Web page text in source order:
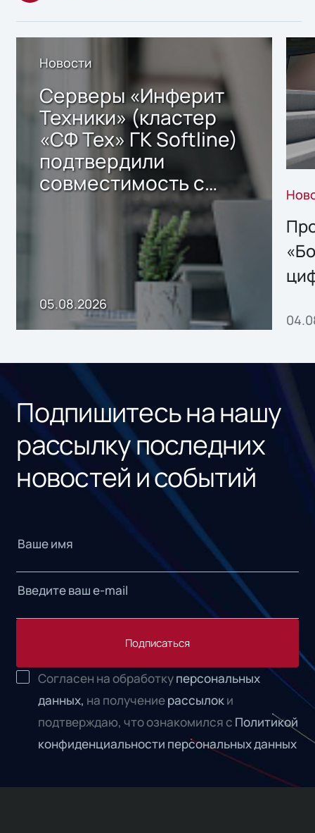
Новости
Серверы «Инферит
Техники» (кластер
«СФ Тех» ГК Softline)
подтвердили
совместимость с
решением Sharx
Storage 2.x для
хранения данных
05.08.2026
Подпишитесь на нашу
рассылку последних
новостей и событий
Подписаться
Согласен на обработкуперсональных
данных, на получениерассылоки
подтверждаю, что ознакомился с Политикой
конфиденциальности персональных данных